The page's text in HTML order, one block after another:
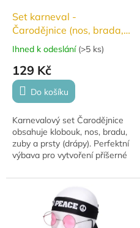
Set karneval -
Čarodějnice (nos, brada,
prsty, klobouk a zuby)
Průměrné
produktu
je
5,0
5
hvězdiček.
Ihned k odeslání (>5 ks)
129 Kč
Do košíku
Karnevalový set Čarodějnice
obsahuje klobouk, nos, bradu,
zuby a prsty (drápy). Perfektní
výbava pro vytvoření příšerné
Halloween.